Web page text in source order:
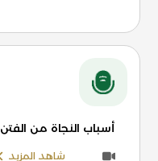
أسباب النجاة من الفتن
شاهد المزيد